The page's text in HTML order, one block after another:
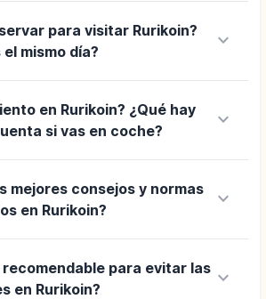
para visitar Rurikoin?
mismo día?
keyboard_arrow_down
en Rurikoin? ¿Qué hay
si vas en coche?
keyboard_arrow_down
mejores consejos y normas
en Rurikoin?
keyboard_arrow_down
recomendable para evitar las
en Rurikoin?
keyboard_arrow_down